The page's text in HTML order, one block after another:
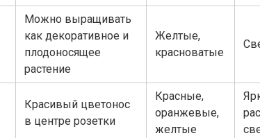
Можно выращивать
как декоративное и
плодоносящее
растение
Желтые,
красноватые
Красивый цветонос
в центре розетки
Красные,
оранжевые,
желтые